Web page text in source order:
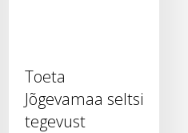
Toeta
Jõgevamaa seltsi
tegevust